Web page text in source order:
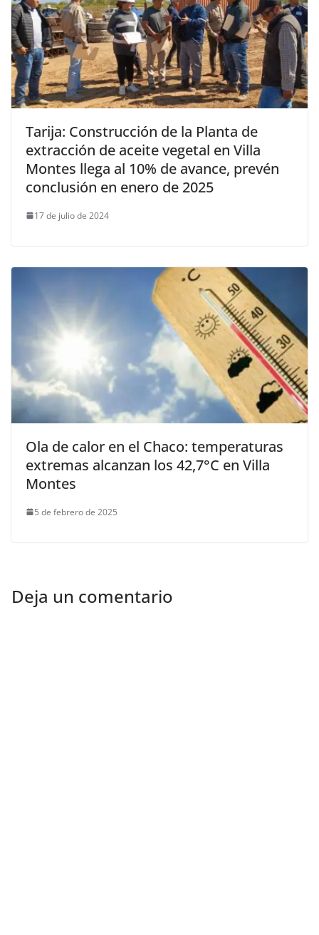
Tarija: Construcción de la Planta de
extracción de aceite vegetal en Villa
Montes llega al 10% de avance, prevén
conclusión en enero de 2025
17 de julio de 2024
Ola de calor en el Chaco: temperaturas
extremas alcanzan los 42,7°C en Villa
Montes
5 de febrero de 2025
Deja un comentario